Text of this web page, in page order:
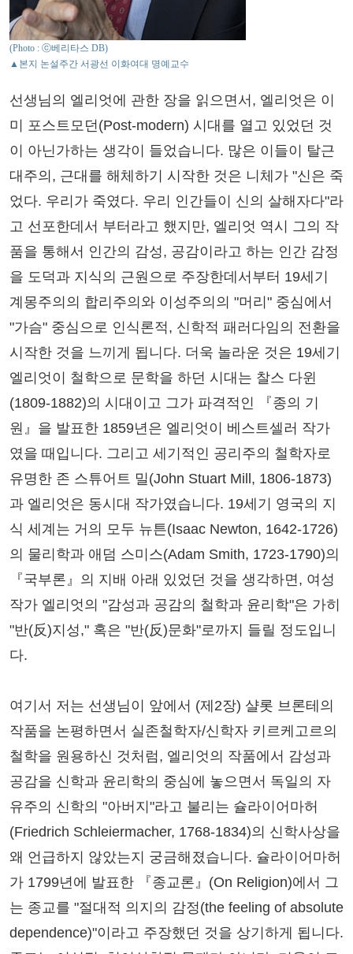
(Photo : ⓒ베리타스 DB)
▲본지 논설주간 서광선 이화여대 명예교수
선생님의 엘리엇에 관한 장을 읽으면서, 엘리엇은 이
미 포스트모던(Post-modern) 시대를 열고 있었던 것
이 아닌가하는 생각이 들었습니다. 많은 이들이 탈근
대주의, 근대를 해체하기 시작한 것은 니체가 "신은 죽
었다. 우리가 죽였다. 우리 인간들이 신의 살해자다"라
고 선포한데서 부터라고 했지만, 엘리엇 역시 그의 작
품을 통해서 인간의 감성, 공감이라고 하는 인간 감정
을 도덕과 지식의 근원으로 주장한데서부터 19세기
계몽주의의 합리주의와 이성주의의 "머리" 중심에서
"가슴" 중심으로 인식론적, 신학적 패러다임의 전환을
시작한 것을 느끼게 됩니다. 더욱 놀라운 것은 19세기
엘리엇이 철학으로 문학을 하던 시대는 찰스 다윈
(1809-1882)의 시대이고 그가 파격적인 『종의 기
원』을 발표한 1859년은 엘리엇이 베스트셀러 작가
였을 때입니다. 그리고 세기적인 공리주의 철학자로
유명한 존 스튜어트 밀(John Stuart Mill, 1806-1873)
과 엘리엇은 동시대 작가였습니다. 19세기 영국의 지
식 세계는 거의 모두 뉴튼(Isaac Newton, 1642-1726)
의 물리학과 애덤 스미스(Adam Smith, 1723-1790)의
『국부론』의 지배 아래 있었던 것을 생각하면, 여성
작가 엘리엇의 "감성과 공감의 철학과 윤리학"은 가히
"반(反)지성," 혹은 "반(反)문화"로까지 들릴 정도입니
다.
여기서 저는 선생님이 앞에서 (제2장) 샬롯 브론테의
작품을 논평하면서 실존철학자/신학자 키르케고르의
철학을 원용하신 것처럼, 엘리엇의 작품에서 감성과
공감을 신학과 윤리학의 중심에 놓으면서 독일의 자
유주의 신학의 "아버지"라고 불리는 슐라이어마허
(Friedrich Schleiermacher, 1768-1834)의 신학사상을
왜 언급하지 않았는지 궁금해졌습니다. 슐라이어마허
가 1799년에 발표한 『종교론』(On Religion)에서 그
는 종교를 "절대적 의지의 감정(the feeling of absolute
dependence)"이라고 주장했던 것을 상기하게 됩니다.